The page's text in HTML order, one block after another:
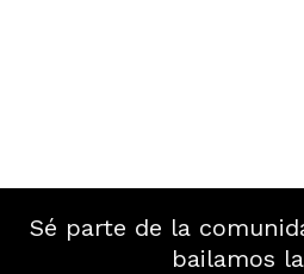
Sé parte de la
bailamos